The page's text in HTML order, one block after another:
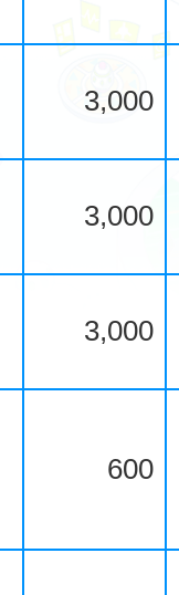
3,000
3,000
3,000
600